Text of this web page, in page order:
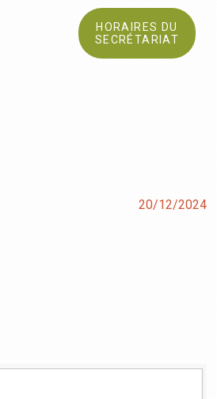
HORAIRES DU
SECRÉTARIAT
20/12/2024